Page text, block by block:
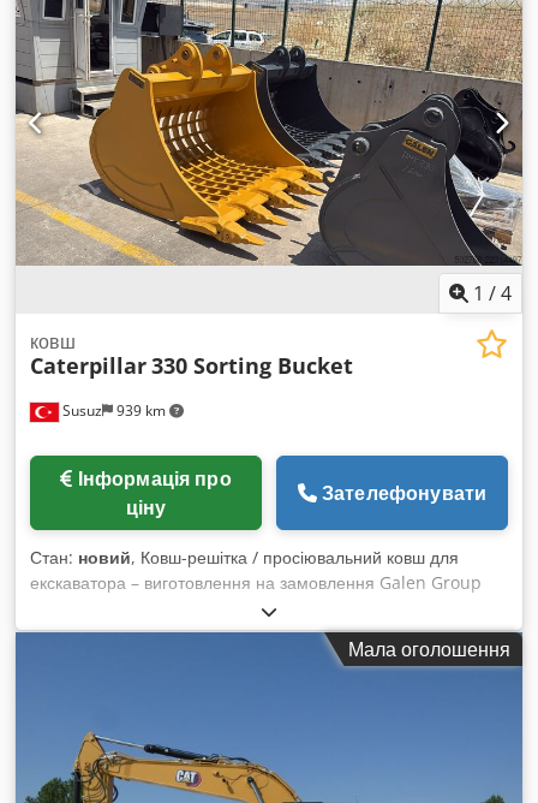
1 /4
Susuz 939 km
ковш
Caterpillar330 Sorting Bucket
ціну
Зателефонувати
Стан: новий, Ковш-решітка / просіювальний ковш для
екскаватора – виготовлення на замовлення Galen Group
виробляє міцні ковші-решітки та просіювальні ковші для
екскаваторів усіх марок і з різною експлуатаційною вагою.
Кожен ковш розробляється відповідно до моделі
застосування * Розділення каменів, ґрунту, гравію та
будівельного сміття * Просіювання та сортування вийнятого
ґрунту * Застосування в кар’єрах і гірничодобувній
Мала оголошення